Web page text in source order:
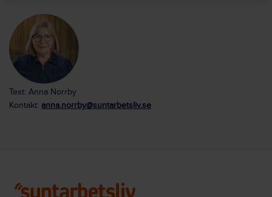
Text: Anna Norrby
Kontakt: anna.norrby@suntarbetsliv.se